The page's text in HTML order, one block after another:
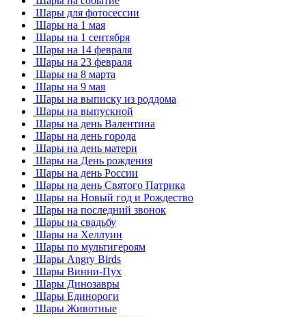
Шары для фотосессии
Шары на 1 мая
Шары на 1 сентября
Шары на 14 февраля
Шары на 23 февраля
Шары на 8 марта
Шары на 9 мая
Шары на выписку из роддома
Шары на выпускной
Шары на день Валентина
Шары на день города
Шары на день матери
Шары на День рождения
Шары на день России
Шары на день Святого Патрика
Шары на Новый год и Рождество
Шары на последний звонок
Шары на свадьбу
Шары на Хеллуин
Шары по мультигероям
Шары Angry Birds
Шары Винни-Пух
Шары Динозавры
Шары Единороги
Шары Животные